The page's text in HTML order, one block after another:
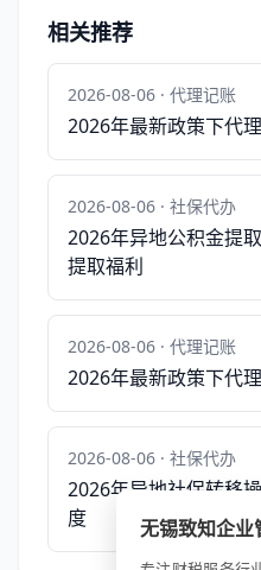
相关推荐
2026-08-06 · 代理记账
2026年最新政策下代
2026-08-06 · 社保代办
2026年异地公积金提
提取福利
2026-08-06 · 代理记账
2026年最新政策下代
2026-08-06 · 社保代办
2026年异地社保转移
度
无锡致知企业